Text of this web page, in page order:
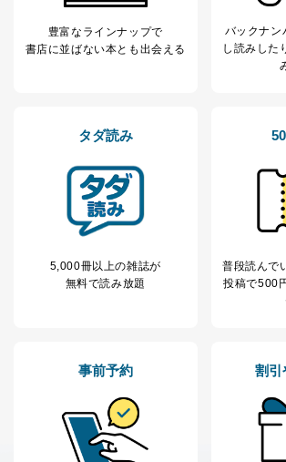
7 トに登録された方
の個人情報
お問い合わせ対応、
処、オペレーター教
質向上のため
その他当社のプライ
ータ（開示対象個人情報）の利用目的であ
なお、6、7については、パートナー（提携
各SNS運営会社様にご請求いただきますよ
ます。
３．個人情報の第三者提供について
当社は、取得した個人情報を適切に管理し
本人の同意を得ることなく第三者に提供す
場合であって、本人の同意を得ることが
公衆衛生の向上または児童の健全な育成
に特に必要がある場合であって、本人の
とが困難である場合。
国の機関もしくは地方公共団体またはそ
豊富なラインナップで
書店に並ばない本とも出会える
バックナン
し読み した
タダ読み
5,000冊以上の雑誌が
無料で読み放題
普段読んで
投稿で500
事前予約 割引